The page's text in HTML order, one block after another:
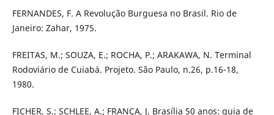
FERNANDES, F. A Revolução Burguesa no Brasil. Rio de
Janeiro: Zahar, 1975.
FREITAS, M.; SOUZA, E.; ROCHA, P.; ARAKAWA, N. Terminal
Rodoviário de Cuiabá. Projeto. São Paulo, n.26, p.16-18,
1980.
FICHER, S.; SCHLEE, A.; FRANÇA, J. Brasília 50 anos: guia de